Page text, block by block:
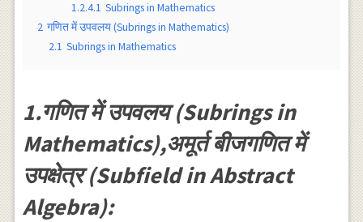
1.2.4.1 Subrings in Mathematics
2 गणित में उपवलय (Subrings in Mathematics)
2.1 Subrings in Mathematics
1.गणित में उपवलय (Subrings in
Mathematics),अमूर्त बीजगणित में
उपक्षेत्र (Subfield in Abstract
Algebra):